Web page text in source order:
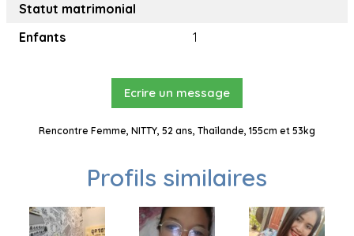
Statut matrimonial
Enfants
1
Ecrire un message
Rencontre Femme, NITTY, 52 ans, Thaïlande, 155cm et 53kg
Profils similaires